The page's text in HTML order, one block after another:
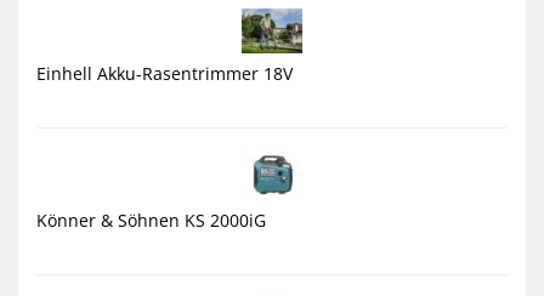
Einhell Akku-Rasentrimmer 18V
Könner & Söhnen KS 2000iG